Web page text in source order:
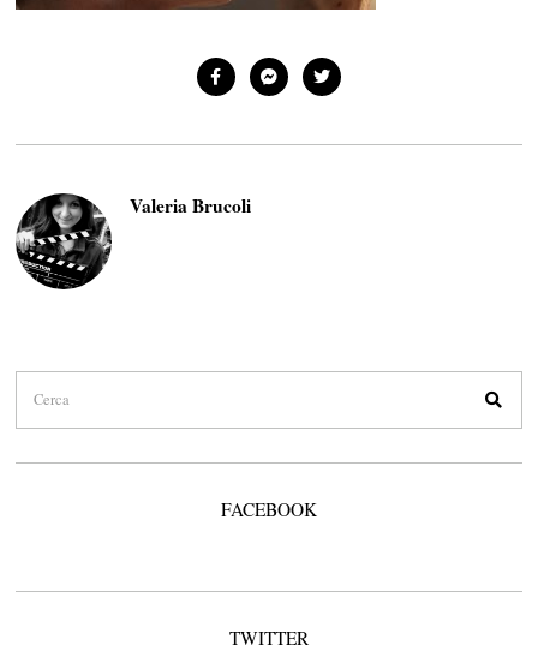
Valeria Brucoli
FACEBOOK
TWITTER